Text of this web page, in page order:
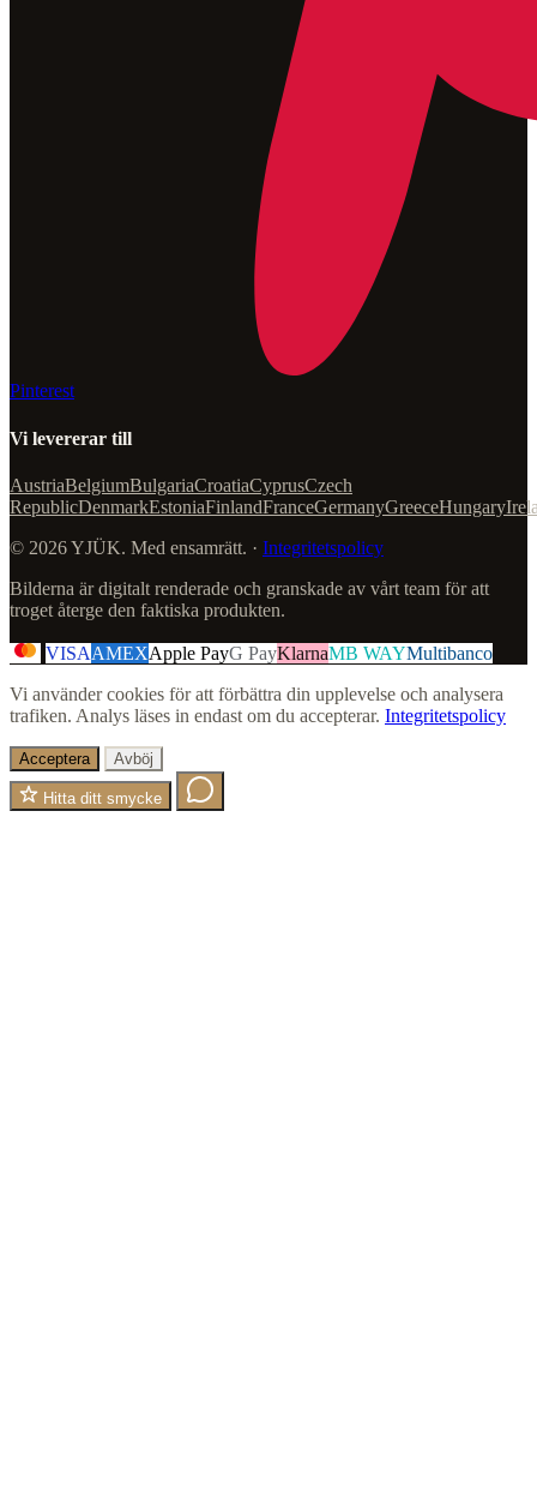
Pinterest
Vi levererar till
AustriaBelgiumBulgariaCroatiaCyprusCzech
RepublicDenmarkEstoniaFinlandFranceGermanyGreeceHungary
© 2026 YJÜK. Med ensamrätt. · Integritetspolicy
Bilderna är digitalt renderade och granskade av vårt team för att
troget återge den faktiska produkten.
VISAAMEXApple PayG PayKlarnaMB WAYMultibanco
Vi använder cookies för att förbättra din upplevelse och analysera
trafiken. Analys läses in endast om du accepterar. Integritetspolicy
Acceptera Avböj
Hitta ditt smycke